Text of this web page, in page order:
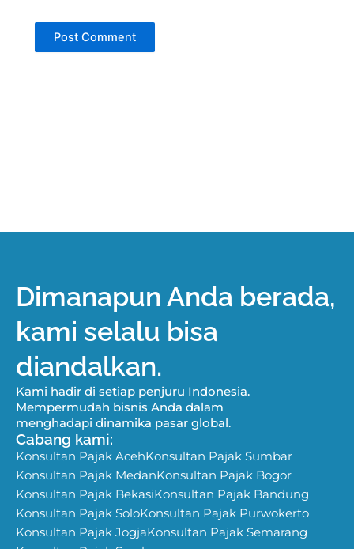
Dimanapun Anda berada,
kami selalu bisa
diandalkan.
Kami hadir di setiap penjuru Indonesia.
Mempermudah bisnis Anda dalam
menghadapi dinamika pasar global.
Cabang kami:
Konsultan Pajak AcehKonsultan Pajak Sumbar
Konsultan Pajak MedanKonsultan Pajak Bogor
Konsultan Pajak BekasiKonsultan Pajak Bandung
Konsultan Pajak SoloKonsultan Pajak Purwokerto
Konsultan Pajak JogjaKonsultan Pajak Semarang